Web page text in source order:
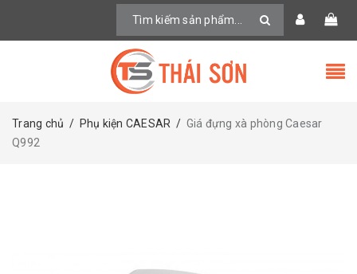
Trang chủ / Phụ kiện CAESAR / Giá đựng xà phòng Caesar
Q992